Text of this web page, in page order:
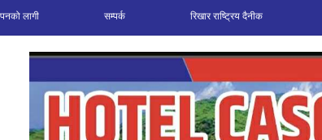
लागी सम्पर्क रिखार राष्ट्रिय दैनीक